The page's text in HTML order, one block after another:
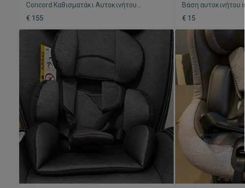
Concord Καθισματάκι Αυτοκινήτου
Reverso Plus i-Size 0-23 kg μεταχειρισμένο
με Isofix
€ 155
Βάση αυτοκινήτου
Perego
χρησιμοποιημένη
€ 15